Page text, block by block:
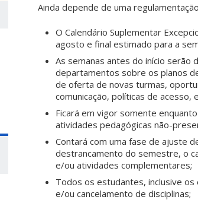
Ainda depende de uma
O Calendário Suplementar
agosto e final estimado para a
As semanas antes do início serão
departamentos sobre os planos
de oferta de novas turmas,
comunicação, políticas de acesso,
Ficará em vigor somente
atividades pedagógicas não-
Contará com uma fase de ajuste
destrancamento do semestre, o
e/ou atividades complementares;
Todos os estudantes, inclusive
e/ou cancelamento de disciplinas;